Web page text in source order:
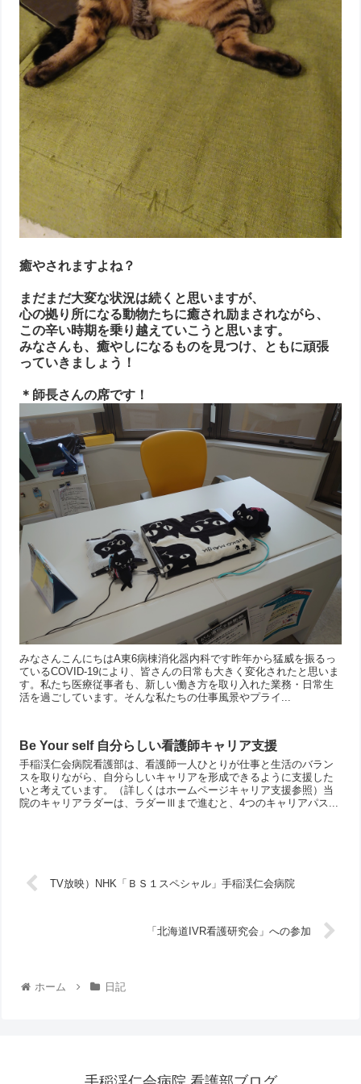
癒やされますよね？
まだまだ大変な状況は続くと思いますが、
心の拠り所になる動物たちに癒され励まされながら、
この辛い時期を乗り越えていこうと思います。
みなさんも、癒やしになるものを見つけ、ともに頑張
っていきましょう！
＊師長さんの席です！
みなさんこんにちはA東6病棟消化器内科です昨年から猛威を振るっ
ているCOVID-19により、皆さんの日常も大きく変化されたと思いま
す。私たち医療従事者も、新しい働き方を取り入れた業務・日常生
活を過ごしています。そんな私たちの仕事風景やプライ...
Be Your self 自分らしい看護師キャリア支援
手稲渓仁会病院看護部は、看護師一人ひとりが仕事と生活のバラン
スを取りながら、自分らしいキャリアを形成できるように支援した
いと考えています。（詳しくはホームページキャリア支援参照）当
院のキャリアラダーは、ラダーⅢまで進むと、4つのキャリアパス...
TV放映）NHK「ＢＳ１スペシャル」手稲渓仁会病院
「北海道IVR看護研究会」への参加
ホーム 日記